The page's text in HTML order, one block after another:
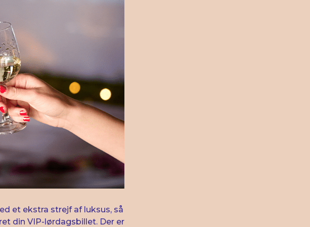
et ekstra strejf af luksus, så
din VIP-lørdagsbillet. Der er